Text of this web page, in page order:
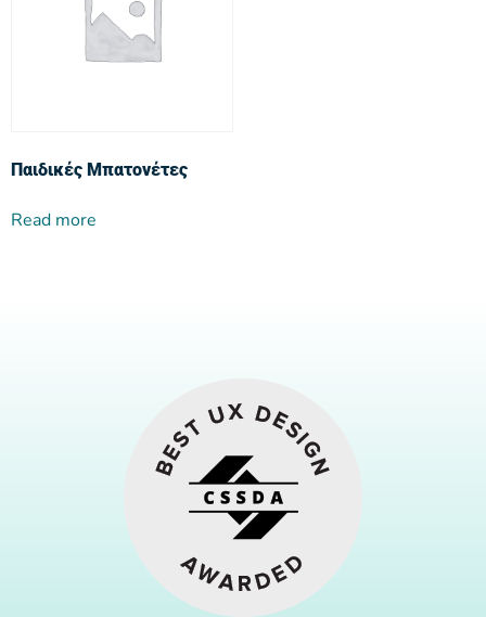
Παιδικές Μπατονέτες
Read more